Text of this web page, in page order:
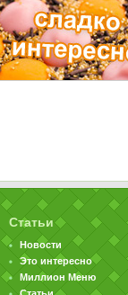
Статьи
Новости
Это интересно
Миллион Меню